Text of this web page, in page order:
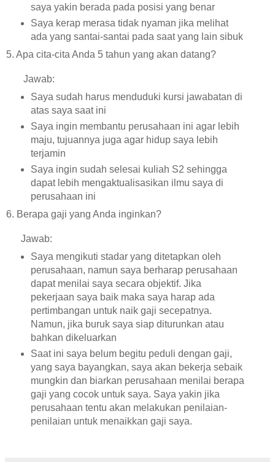
saya yakin berada pada posisi yang benar
Saya kerap merasa tidak nyaman jika melihat
ada yang santai-santai pada saat yang lain sibuk
5. Apa cita-cita Anda 5 tahun yang akan datang?
Jawab:
Saya sudah harus menduduki kursi jawabatan di
atas saya saat ini
Saya ingin membantu perusahaan ini agar lebih
maju, tujuannya juga agar hidup saya lebih
terjamin
Saya ingin sudah selesai kuliah S2 sehingga
dapat lebih mengaktualisasikan ilmu saya di
perusahaan ini
6. Berapa gaji yang Anda inginkan?
Jawab:
Saya mengikuti stadar yang ditetapkan oleh
perusahaan, namun saya berharap perusahaan
dapat menilai saya secara objektif. Jika
pekerjaan saya baik maka saya harap ada
pertimbangan untuk naik gaji secepatnya.
Namun, jika buruk saya siap diturunkan atau
bahkan dikeluarkan
Saat ini saya belum begitu peduli dengan gaji,
yang saya bayangkan, saya akan bekerja sebaik
mungkin dan biarkan perusahaan menilai berapa
gaji yang cocok untuk saya. Saya yakin jika
perusahaan tentu akan melakukan penilaian-
penilaian untuk menaikkan gaji saya.